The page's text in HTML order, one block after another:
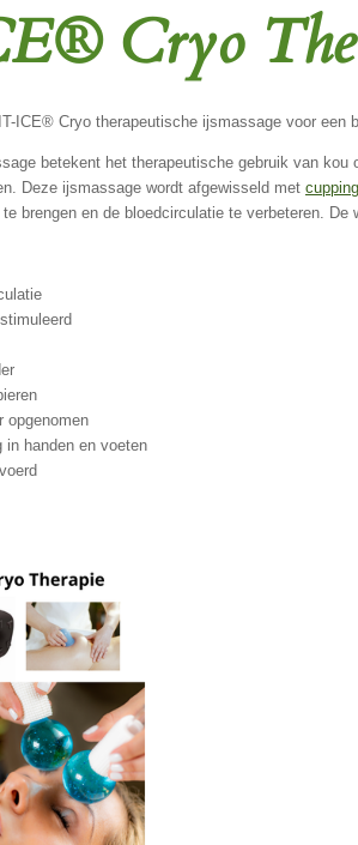
Cryo
ICE® Cryo therapeutische ijsmassage voor een
betekent het therapeutische gebruik van
Deze ijsmassage wordt afgewisseld met
brengen en de bloedcirculatie te verbeteren. De
opgenomen
in handen en voeten